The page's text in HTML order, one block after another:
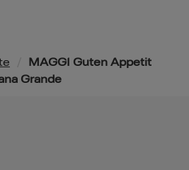
MAGGI Guten Appetit
Grande